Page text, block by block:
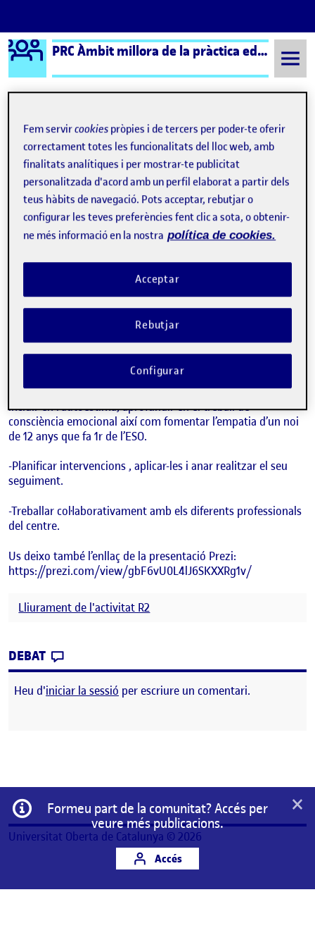
Saltar al contingut
Logo Ágora PRC Àmbit millora de la pràctica educativa (formal) – Aula 1
Semestre 20241 - Aula 1 REPTE 2 DETECCIÓ I ANÀLISI DE NECESSITATS
Navegació d'entrades
Anterior: Detecció i anàlisi de les necessitats
Publicat perREPTE 2 DETECCIÓ I ANÀLISI
Publicat per
Beatriz Aguilar Gonzalez
el REPTE 2 DETECCIÓ I ANÀLISI DE
Una vegada finalitzada l’observació directa, la recollida
d’informació a partir de l’entrevista a la responsable del
centre privat on faig les pràctiques, Carmenza Sagbogal, i
també l’anàlisi dels documents del centre les necessitats que
es deriven són:
-Crear materials didàctics i dissesnyar propostes per poder
treballar la gestió de les emocions i la resolució de conflictes,
incidir en l’autoestima, aprofundir en el treball de
consciència emocional així com fomentar l’empatia d’un noi
de 12 anys que fa 1r de l’ESO.
-Planificar intervencions , aplicar-les i anar realitzar el seu
seguiment.
-Treballar col·laborativament amb els diferents professionals
del centre.
Us deixo també l’enllaç de la presentació Prezi:
https://prezi.com/view/gbF6vU0L4lJ6SKXXRg1v/
Lliurament de l'activitat R2
DEBAT
Heu d'iniciar la sessió per escriure un comentari.
Informació
Formeu part de la comunitat? Accés per
veure més publicacions.
Accés
×
Universitat Oberta de Catalunya © 2026
Fem servircookies pròpies i de tercers per poder-te oferir
correctament totes les funcionalitats del lloc web, amb
finalitats analítiques i per mostrar-te publicitat
personalitzada d'acord amb un perfil elaborat a partir dels
teus hàbits de navegació. Pots acceptar, rebutjar o
configurar les teves preferències fent clic a sota, o obtenir-
ne més informació en la nostra política de cookies.
Rebutjar
Acceptar
Configurar